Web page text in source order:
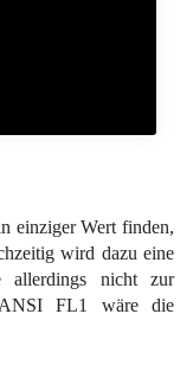
einziger Wert finden,
wird dazu eine
allerdings nicht zur
FL1 wäre die